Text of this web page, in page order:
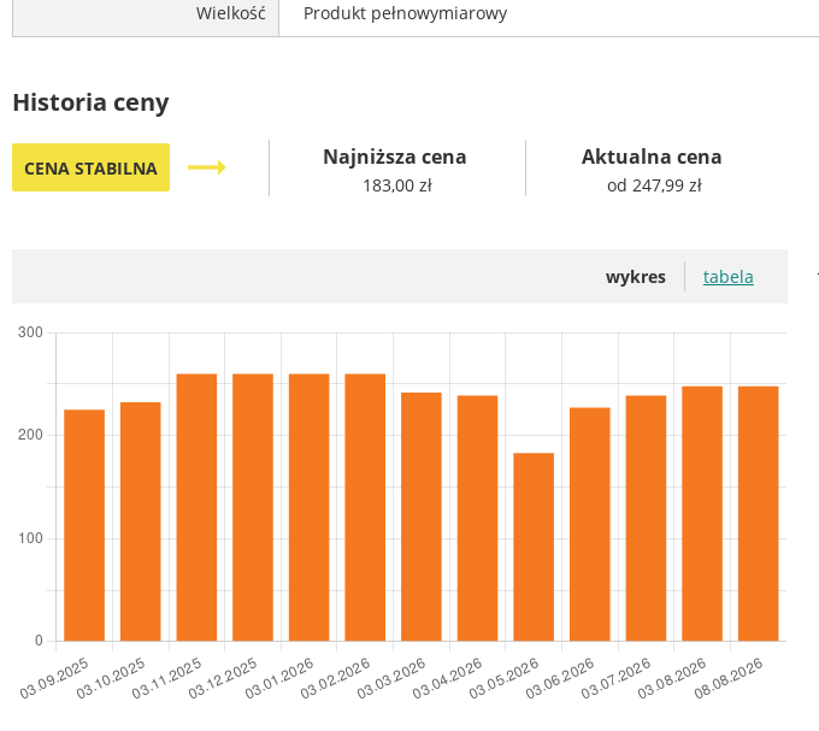
Wielkość Produkt pełnowymiarowy
Historia ceny
CENA STABILNA trending_flat Najniższa cena
183,00 zł
Aktualna cena
od 247,99 zł
wykres tabela